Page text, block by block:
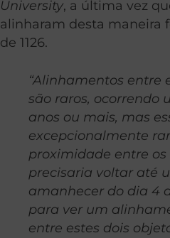
University, a última vez
alinharam desta maneira
de 1126.
“Alinhamentos entre
são raros, ocorrendo
anos ou mais, mas
excepcionalmente
proximidade entre os
precisaria voltar até
amanhecer do dia 4
para ver um
entre estes dois